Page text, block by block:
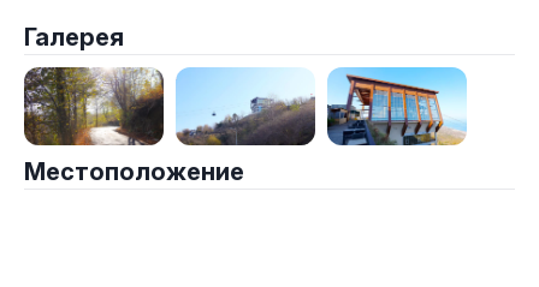
Галерея
Местоположение